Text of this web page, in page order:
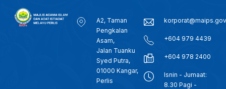
A2, Taman
Pengkalan
Asam,
Jalan Tuanku
Syed Putra,
01000 Kangar,
Perlis
+604 979 4439
+604 978 2400
Isnin - Jumaat:
8.30 Pagi -